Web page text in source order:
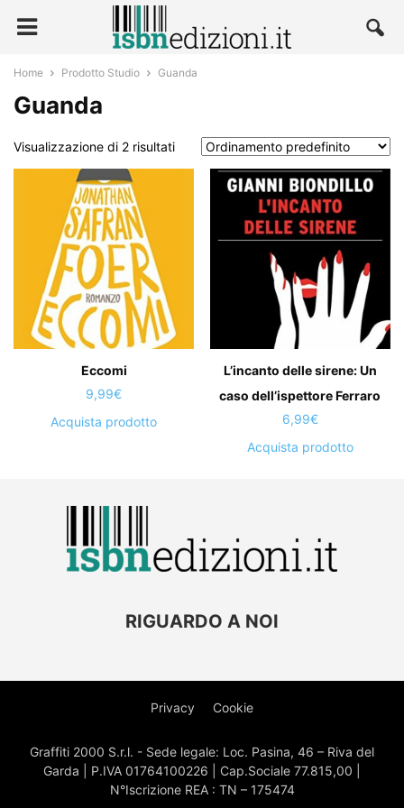
Home Prodotto Studio Guanda
Guanda
Visualizzazione di 2 risultati
Eccomi
9,99€
Acquista prodotto
L’incanto delle sirene: Un
caso dell’ispettore Ferraro
6,99€
Acquista prodotto
RIGUARDO A NOI
Privacy Cookie
Graffiti 2000 S.r.l. - Sede legale: Loc. Pasina, 46 – Riva del
Garda | P.IVA 01764100226 | Cap.Sociale 77.815,00 |
N°Iscrizione REA : TN – 175474